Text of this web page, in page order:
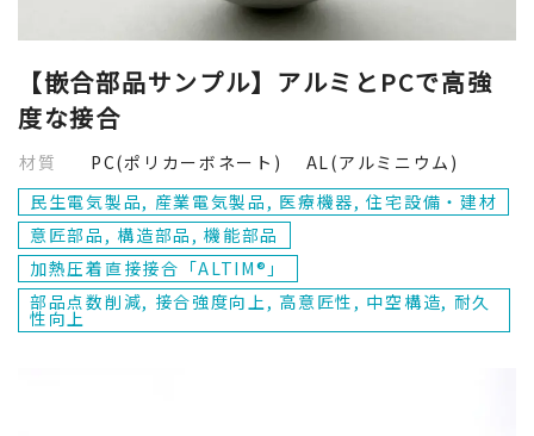
【嵌合部品サンプル】アルミとPCで高強
度な接合
材質
PC(ポリカーボネート) AL(アルミニウム)
民生電気製品, 産業電気製品, 医療機器, 住宅設備・建材
意匠部品, 構造部品, 機能部品
加熱圧着直接接合「ALTIM®」
部品点数削減, 接合強度向上, 高意匠性, 中空構造, 耐久
性向上